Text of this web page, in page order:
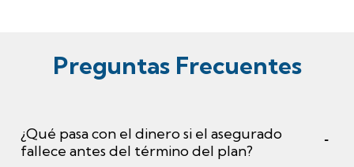
Preguntas Frecuentes
¿Qué pasa con el dinero si el asegurado
fallece antes del término del plan?